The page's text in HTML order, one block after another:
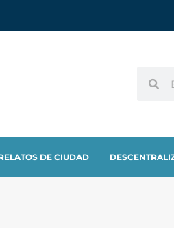
DE CIUDAD